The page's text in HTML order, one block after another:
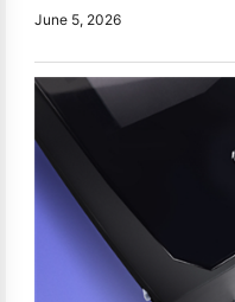
June 5, 2026